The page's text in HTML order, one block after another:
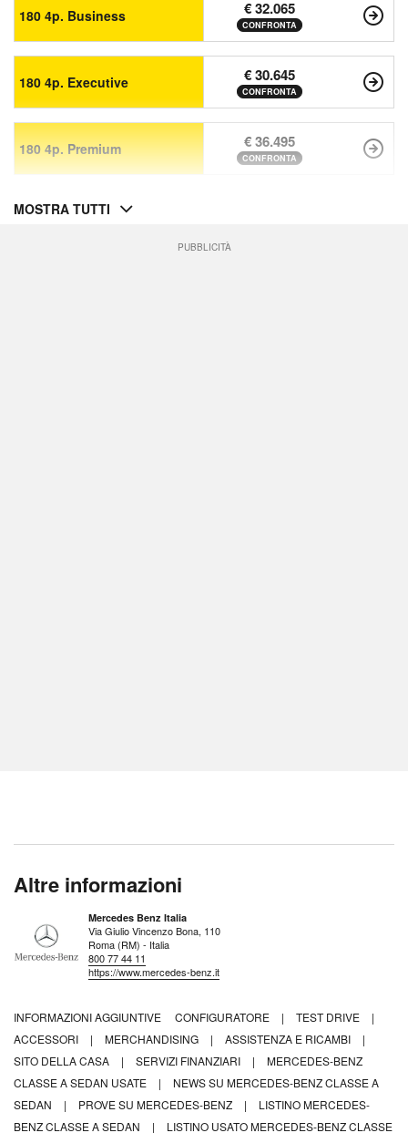
180 4p. Business € 32.065
CONFRONTA
180 4p. Executive € 30.645
CONFRONTA
180 4p. Premium € 36.495
CONFRONTA
MOSTRA TUTTI
PUBBLICITÀ
Altre informazioni
Mercedes Benz Italia
Via Giulio Vincenzo Bona, 110
Roma (RM) - Italia
800 77 44 11
https://www.mercedes-benz.it
INFORMAZIONI AGGIUNTIVE CONFIGURATORE | TEST DRIVE
|
ACCESSORI
| MERCHANDISING | ASSISTENZA E RICAMBI
|
SITO DELLA CASA
| SERVIZI FINANZIARI |
MERCEDES-BENZ
CLASSE A SEDAN USATE
|
NEWS SU MERCEDES-BENZ CLASSE A
SEDAN
| PROVE SU MERCEDES-BENZ |
LISTINO MERCEDES-
BENZ CLASSE A SEDAN
|
LISTINO USATO MERCEDES-BENZ CLASSE